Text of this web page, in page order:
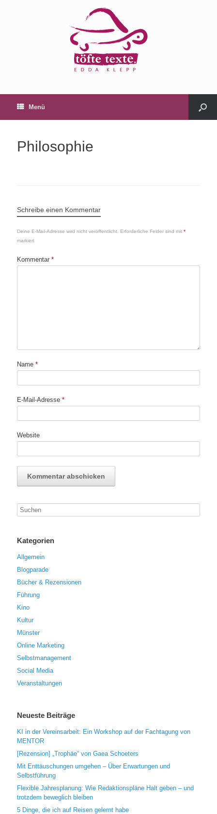
Menü
Philosophie
Schreibe einen Kommentar
Deine E-Mail-Adresse wird nicht veröffentlicht. Erforderliche Felder sind mit *
markiert
Kommentar *
Name *
E-Mail-Adresse *
Website
Kategorien
Allgemein
Blogparade
Bücher & Rezensionen
Führung
Kino
Kultur
Münster
Online Marketing
Selbstmanagement
Social Media
Veranstaltungen
Neueste Beiträge
KI in der Vereinsarbeit: Ein Workshop auf der Fachtagung von
MENTOR
[Rezension] „Trophäe“ von Gaea Schoeters
Mit Enttäuschungen umgehen – Über Erwartungen und
Selbstführung
Flexible Jahresplanung: Wie Redaktionspläne Halt geben – und
trotzdem beweglich bleiben
5 Dinge, die ich auf Reisen gelernt habe